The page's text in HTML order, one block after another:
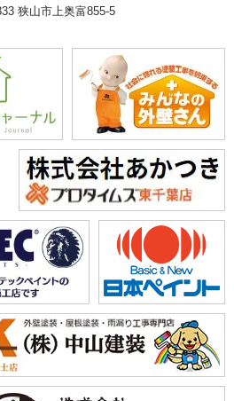
狭山市上奥富855-5